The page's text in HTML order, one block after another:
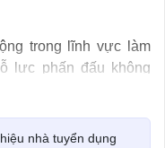
trong lĩnh vực làm
lực phấn đấu không
dịch vụ Siam Thái
đất nước.
nhà tuyển dụng